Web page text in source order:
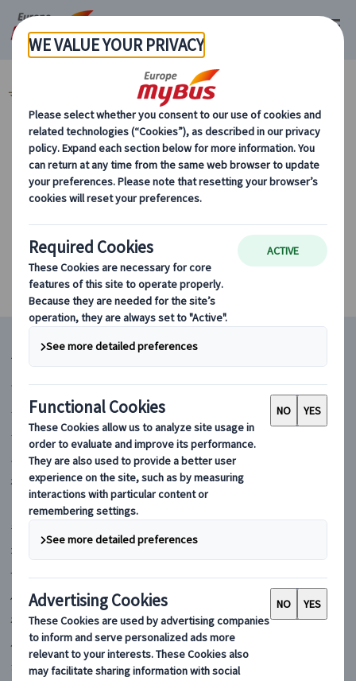
マイバス・ヨーロッパ スペイン (54) マドリード (14)
カテゴリーから探す
条件に該当するツアーがありません
マイバスヨーロッパ
フランス
イギリス
イタリア
スペイン
ポルトガル
ギリシャ
オーストリア
チェコ
ハンガリー
ポーランド
ルーマニア
クロアチア